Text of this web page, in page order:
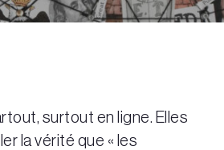
surtout en ligne. Elles
la vérité que « les